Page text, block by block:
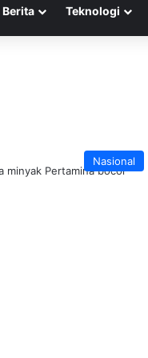
Berita Teknologi
Nasional